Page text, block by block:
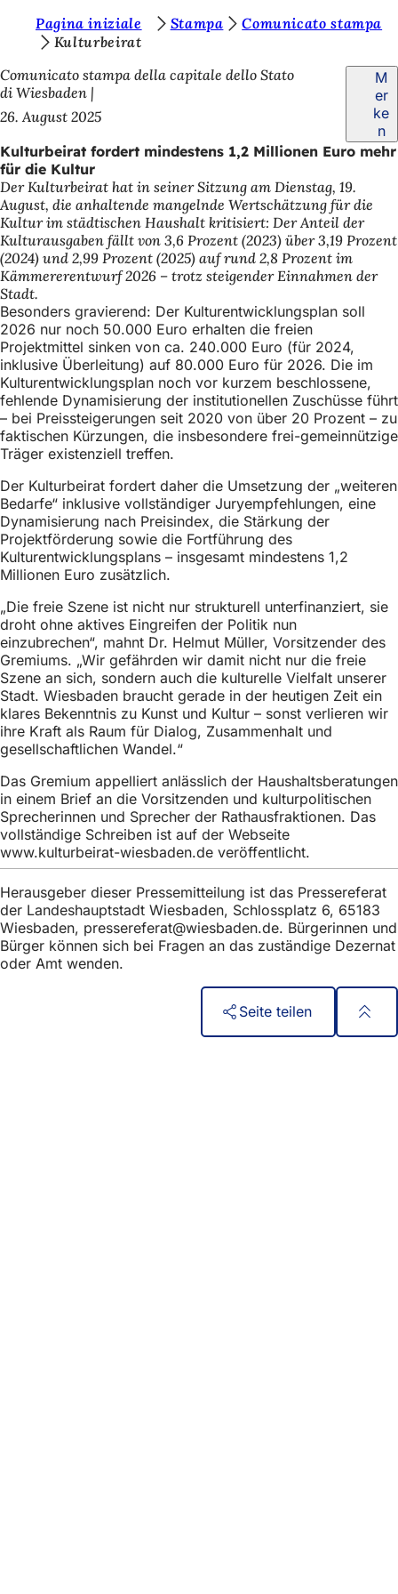
Inhalt anspringen
e
b
f
i
n
d
e
n
s
i
c
h
h
e
r
:
Pagina iniziale Stampa
Comunicato stampa
Kulturbeirat
Comunicato stampa della capitale dello Stato
di Wiesbaden
26. August 2025
M
er
ke
n
Kulturbeirat fordert mindestens 1,2 Millionen Euro mehr
für die Kultur
Der Kulturbeirat hat in seiner Sitzung am Dienstag, 19.
August, die anhaltende mangelnde Wertschätzung für die
Kultur im städtischen Haushalt kritisiert: Der Anteil der
Kulturausgaben fällt von 3,6 Prozent (2023) über 3,19 Prozent
(2024) und 2,99 Prozent (2025) auf rund 2,8 Prozent im
Kämmererentwurf 2026 – trotz steigender Einnahmen der
Stadt.
Besonders gravierend: Der Kulturentwicklungsplan soll
2026 nur noch 50.000 Euro erhalten die freien
Projektmittel sinken von ca. 240.000 Euro (für 2024,
inklusive Überleitung) auf 80.000 Euro für 2026. Die im
Kulturentwicklungsplan noch vor kurzem beschlossene,
fehlende Dynamisierung der institutionellen Zuschüsse führt
– bei Preissteigerungen seit 2020 von über 20 Prozent – zu
faktischen Kürzungen, die insbesondere frei-gemeinnützige
Träger existenziell treffen.
Der Kulturbeirat fordert daher die Umsetzung der „weiteren
Bedarfe“ inklusive vollständiger Juryempfehlungen, eine
Dynamisierung nach Preisindex, die Stärkung der
Projektförderung sowie die Fortführung des
Kulturentwicklungsplans – insgesamt mindestens 1,2
Millionen Euro zusätzlich.
„Die freie Szene ist nicht nur strukturell unterfinanziert, sie
droht ohne aktives Eingreifen der Politik nun
einzubrechen“, mahnt Dr. Helmut Müller, Vorsitzender des
Gremiums. „Wir gefährden wir damit nicht nur die freie
Szene an sich, sondern auch die kulturelle Vielfalt unserer
Stadt. Wiesbaden braucht gerade in der heutigen Zeit ein
klares Bekenntnis zu Kunst und Kultur – sonst verlieren wir
ihre Kraft als Raum für Dialog, Zusammenhalt und
gesellschaftlichen Wandel.“
Das Gremium appelliert anlässlich der Haushaltsberatungen
in einem Brief an die Vorsitzenden und kulturpolitischen
Sprecherinnen und Sprecher der Rathausfraktionen. Das
vollständige Schreiben ist auf der Webseite
www.kulturbeirat-wiesbaden.de veröffentlicht.
Herausgeber dieser Pressemitteilung ist das Pressereferat
der Landeshauptstadt Wiesbaden, Schlossplatz 6, 65183
Wiesbaden, pressereferat wiesbaden de. Bürgerinnen und
Bürger können sich bei Fragen an das zuständige Dezernat
oder Amt wenden.
Seite teilen